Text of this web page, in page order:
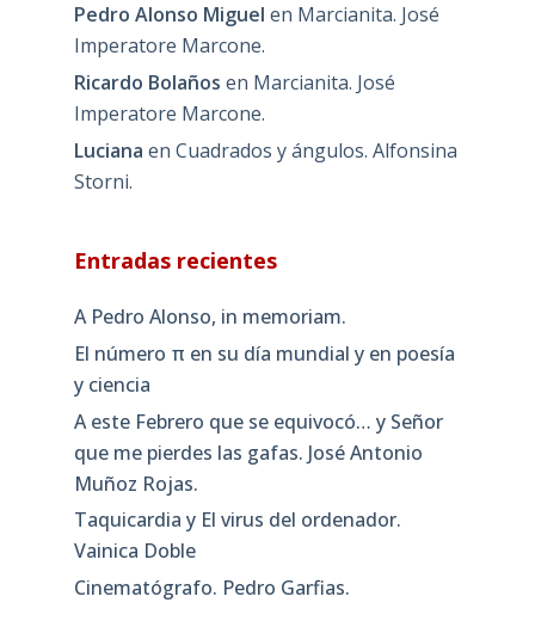
Pedro Alonso Miguel en Marcianita. José
Imperatore Marcone.
Ricardo Bolaños en Marcianita. José
Imperatore Marcone.
Luciana en Cuadrados y ángulos. Alfonsina
Storni.
Entradas recientes
A Pedro Alonso, in memoriam.
El número π en su día mundial y en poesía
y ciencia
A este Febrero que se equivocó… y Señor
que me pierdes las gafas. José Antonio
Muñoz Rojas.
Taquicardia y El virus del ordenador.
Vainica Doble
Cinematógrafo. Pedro Garfias.